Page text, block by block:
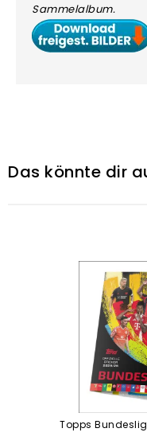
Sammelalbum.
Das könnte dir
Topps